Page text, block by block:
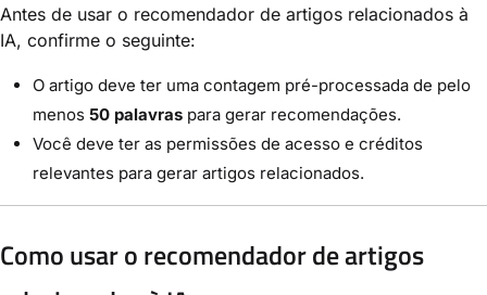
Antes de usar o recomendador de artigos relacionados à
IA, confirme o seguinte:
O artigo deve ter uma contagem pré-processada de pelo
menos 50 palavras para gerar recomendações.
Você deve ter as permissões de acesso e créditos
relevantes para gerar artigos relacionados.
Como usar o recomendador de artigos